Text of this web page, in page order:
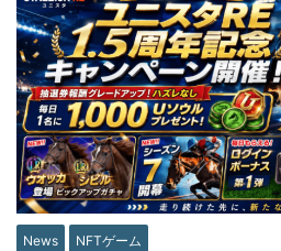
News NFTゲーム